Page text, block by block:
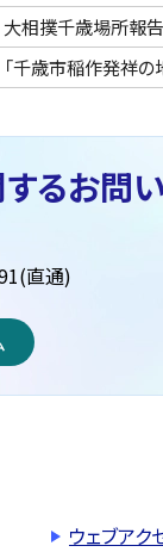
大相撲千歳場所報
「千歳市稲作発祥の
るお問
直通)
ウェブアク